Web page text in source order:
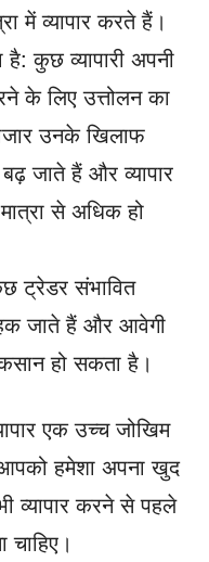
में व्यापार करते हैं।
कुछ व्यापारी अपनी
के लिए उत्तोलन का
उनके खिलाफ
जाते हैं और व्यापार
से अधिक हो
ट्रेडर संभावित
जाते हैं और आवेगी
हो सकता है।
एक उच्च जोखिम
हमेशा अपना खुद
व्यापार करने से पहले
चाहिए।